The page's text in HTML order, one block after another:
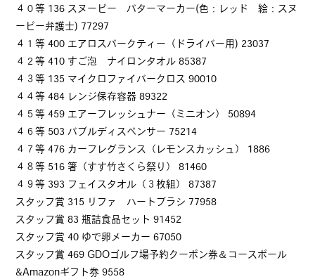
４０等 136 スヌーピー パターマーカー(色：レッド 絵：スヌ
ーピー弁護士) 77297
４１等 400 エアロスパークティー（ドライバー用) 23037
４２等 410 すご泡 ナイロンタオル 85387
４３等 135 マイクロファイバークロス 90010
４４等 484 レンジ保存容器 89322
４５等 459 エアーフレッシュナー（ミニオン） 50894
４６等 503 バブルディスペンサー 75214
４７等 476 カーフレグランス（レモンスカッシュ） 1886
４８等 516 箸（すす竹さくら祭り） 81460
４９等 393 フェイスタオル（３枚組） 87387
スタッフ賞 315 リファ ハートブラシ 77958
スタッフ賞 83 瓶詰食品セット 91452
スタッフ賞 40 ゆで卵メーカー 67050
スタッフ賞 469 GDOゴルフ場予約クーポン券＆コースボール
&Amazonギフト券 9558